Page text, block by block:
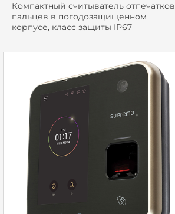
Компактный считыватель отпечатков
пальцев в погодозащищенном
корпусе, класс защиты IP67